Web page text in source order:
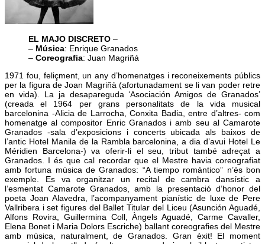
EL MAJO DISCRETO –
– Música: Enrique Granados
– Coreografia: Juan Magriñá
1971 fou, feliçment, un any d’homenatges i reconeixements públics
per la figura de Joan Magriñà (afortunadament se li van poder retre
en vida). La ja desapareguda ‘Asociación Amigos de Granados’
(creada el 1964 per grans personalitats de la vida musical
barcelonina -Alicia de Larrocha, Conxita Badia, entre d’altres- com
homenatge al compositor Enric Granados i amb seu al Camarote
Granados -sala d’exposicions i concerts ubicada als baixos de
l’antic Hotel Manila de la Rambla barcelonina, a dia d’avui Hotel Le
Méridien Barcelona-) va oferir-li el seu, tribut també adreçat a
Granados. I és que cal recordar que el Mestre havia coreografiat
amb fortuna música de Granados: “A tiempo romántico” n’és bon
exemple. Es va organitzar un recital de cambra dansístic a
l’esmentat Camarote Granados, amb la presentació d’honor del
poeta Joan Alavedra, l’acompanyament pianístic de luxe de Pere
Vallribera i set figures del Ballet Titular del Liceu (Asunción Aguadé,
Alfons Rovira, Guillermina Coll, Àngels Aguadé, Carme Cavaller,
Elena Bonet i Maria Dolors Escriche) ballant coreografies del Mestre
amb música, naturalment, de Granados. Gran èxit! El moment